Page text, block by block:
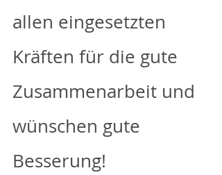
allen eingesetzten
Kräften für die gute
Zusammenarbeit und
wünschen gute
Besserung!